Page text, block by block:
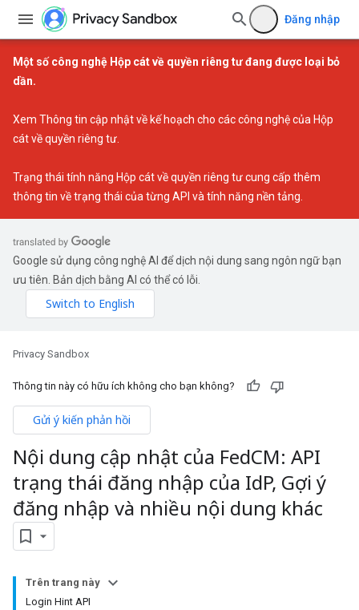
Đăng nhập
Một số công nghệ Hộp cát về quyền riêng tư đang được loại bỏ
dần.
Xem Thông tin cập nhật về kế hoạch cho các công nghệ của Hộp
cát về quyền riêng tư
Trạng thái tính năng Hộp cát về quyền riêng tưcung cấp thêm
thông tin về trạng thái của từng API và tính năng nền tảng.
Google sử dụng công nghệ AI để dịch nội dung sang ngôn ngữ bạn
ưu tiên. Bản dịch bằng AI có thể có lỗi.
Privacy Sandbox
Thông tin này có hữu ích không cho bạn không?
Gửi ý kiến phản hồi
Nội dung cập nhật của FedCM: API
trạng thái đăng nhập của IdP, Gợi ý
đăng nhập và nhiều nội dung khác
Trên trang này
Login Hint API